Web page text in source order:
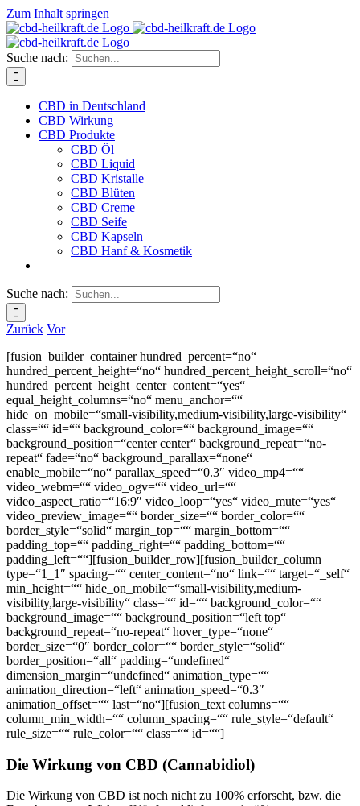
Zum Inhalt springen
Suche nach:
CBD in Deutschland
CBD Wirkung
CBD Produkte
CBD Öl
CBD Liquid
CBD Kristalle
CBD Blüten
CBD Creme
CBD Seife
CBD Kapseln
CBD Hanf & Kosmetik
Suche nach:
Zurück Vor
[fusion_builder_container hundred_percent=“no“
hundred_percent_height=“no“ hundred_percent_height_scroll=“no“
hundred_percent_height_center_content=“yes“
equal_height_columns=“no“ menu_anchor=““
hide_on_mobile=“small-visibility,medium-visibility,large-visibility“
class=““ id=““ background_color=““ background_image=““
background_position=“center center“ background_repeat=“no-
repeat“ fade=“no“ background_parallax=“none“
enable_mobile=“no“ parallax_speed=“0.3″ video_mp4=““
video_webm=““ video_ogv=““ video_url=““
video_aspect_ratio=“16:9″ video_loop=“yes“ video_mute=“yes“
video_preview_image=““ border_size=““ border_color=““
border_style=“solid“ margin_top=““ margin_bottom=““
padding_top=““ padding_right=““ padding_bottom=““
padding_left=““][fusion_builder_row][fusion_builder_column
type=“1_1″ spacing=““ center_content=“no“ link=““ target=“_self“
min_height=““ hide_on_mobile=“small-visibility,medium-
visibility,large-visibility“ class=““ id=““ background_color=““
background_image=““ background_position=“left top“
background_repeat=“no-repeat“ hover_type=“none“
border_size=“0″ border_color=““ border_style=“solid“
border_position=“all“ padding=“undefined“
dimension_margin=“undefined“ animation_type=““
animation_direction=“left“ animation_speed=“0.3″
animation_offset=““ last=“no“][fusion_text columns=““
column_min_width=““ column_spacing=““ rule_style=“default“
rule_size=““ rule_color=““ class=““ id=““]
Die Wirkung von CBD (Cannabidiol)
Die Wirkung von CBD ist noch nicht zu 100% erforscht, bzw. die